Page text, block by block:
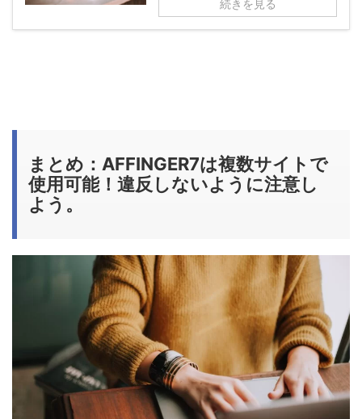
続きを見る
まとめ：AFFINGER7は複数サイトで
使用可能！違反しないように注意し
よう。